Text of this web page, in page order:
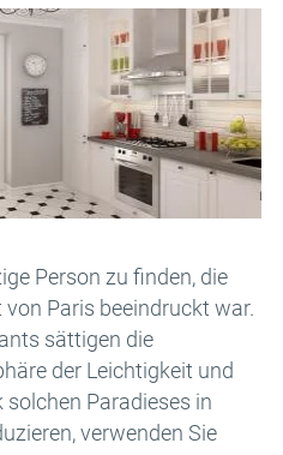
mit
OK
Passwort erinnern
Registrierung
eine E-Mail mit einem
der E-Mail, um Ihr Konto zu
OK
wurde an
gesendet.
OK
Person zu finden, die
Paris beeindruckt war.
sättigen die
der Leichtigkeit und
solchen Paradieses in
verwenden Sie